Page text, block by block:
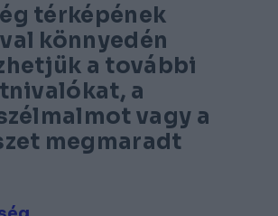
térképének
könnyedén
a további
a
vagy a
megmaradt